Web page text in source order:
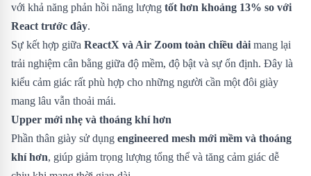
với khả năng phản hồi năng lượng tốt hơn khoảng 13% so với
React trước đây.
Sự kết hợp giữa ReactX và Air Zoom toàn chiều dài mang lại
trải nghiệm cân bằng giữa độ mềm, độ bật và sự ổn định. Đây là
kiểu cảm giác rất phù hợp cho những người cần một đôi giày
mang lâu vẫn thoải mái.
Upper mới nhẹ và thoáng khí hơn
Phần thân giày sử dụng engineered mesh mới mềm và thoáng
khí hơn, giúp giảm trọng lượng tổng thể và tăng cảm giác dễ